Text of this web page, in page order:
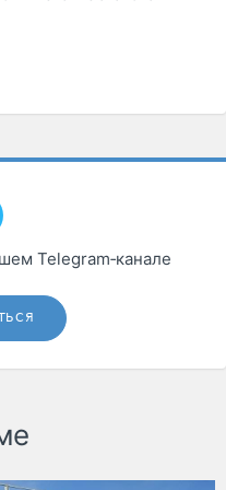
Telegram‑канале